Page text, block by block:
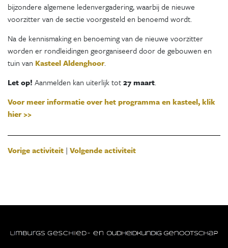
bijzondere algemene ledenvergadering, waarbij de nieuwe
voorzitter van de sectie voorgesteld en benoemd wordt.
Na de kennismaking en benoeming van de nieuwe voorzitter
worden er rondleidingen georganiseerd door de gebouwen en
tuin van Kasteel Aldenghoor.
Let op! Aanmelden kan uiterlijk tot27 maart.
Voor meer informatie over het programma en kasteel, klik
hier >>
Vorige activiteit | Volgende activiteit